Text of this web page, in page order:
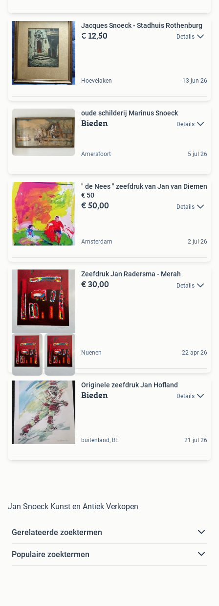
Jacques Snoeck - Stadhuis Rothenburg
€ 12,50 Details
Hoevelaken 13 jun 26
oude schilderij Marinus Snoeck
Bieden Details
Amersfoort 5 jul 26
" de Nees " zeefdruk van Jan van Diemen
€ 50
€ 50,00 Details
Amsterdam 2 jul 26
Zeefdruk Jan Radersma - Merah
€ 30,00 Details
Nuenen 22 apr 26
Originele zeefdruk Jan Hofland
Bieden Details
buitenland, BE 21 jul 26
Jan Snoeck Kunst en Antiek Verkopen
Gerelateerde zoektermen
Populaire zoektermen